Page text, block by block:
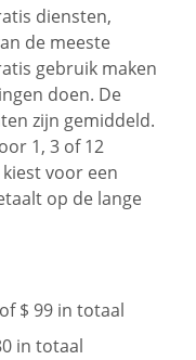
diensten,
de meeste
gebruik maken
doen. De
zijn gemiddeld.
1, 3 of 12
voor een
op de lange
$ 99 in totaal
in totaal